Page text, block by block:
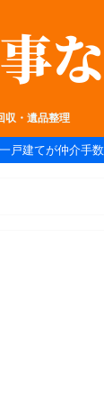
収・遺品整理
戸建てが仲介手